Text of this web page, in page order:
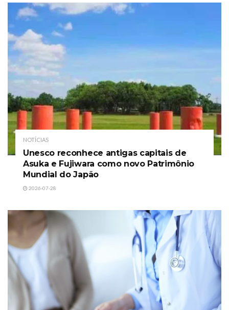
NOTÍCIAS
Unesco reconhece antigas capitais de
Asuka e Fujiwara como novo Patrimônio
Mundial do Japão
2026-07-28